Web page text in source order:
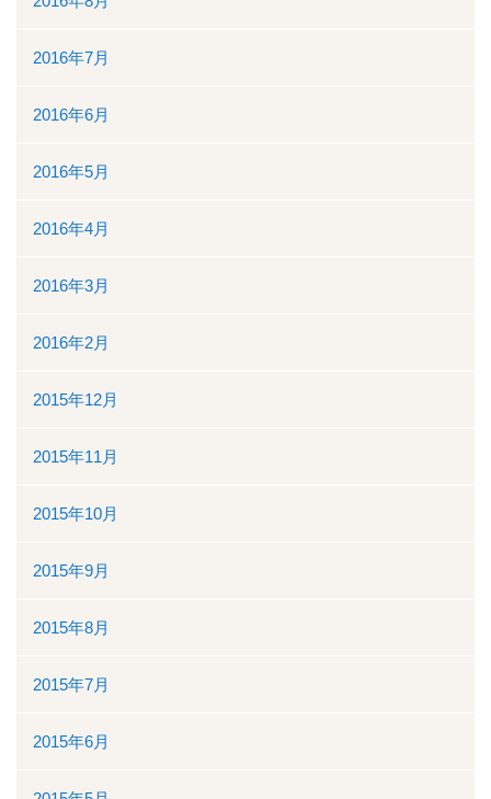
2016年7月
2016年6月
2016年5月
2016年4月
2016年3月
2016年2月
2015年12月
2015年11月
2015年10月
2015年9月
2015年8月
2015年7月
2015年6月